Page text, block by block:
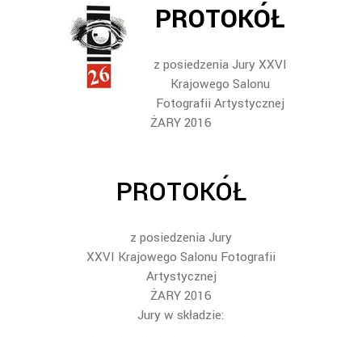
PROTOKÓŁ
z posiedzenia Jury XXVI
Krajowego Salonu
Fotografii Artystycznej
ŻARY 2016
PROTOKÓŁ
z posiedzenia Jury
XXVI Krajowego Salonu Fotografii
Artystycznej
ŻARY 2016
Jury w składzie: